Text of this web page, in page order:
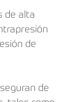
de alta
de
de